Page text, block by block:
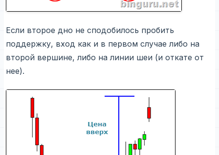
Если второе дно не сподобилось пробить
поддержку, вход как и в первом случае либо на
второй вершине, либо на линии шеи (и откате от
нее).